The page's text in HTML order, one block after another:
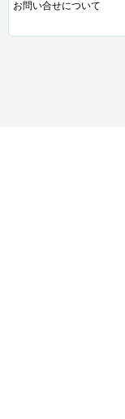
お問い合せについて